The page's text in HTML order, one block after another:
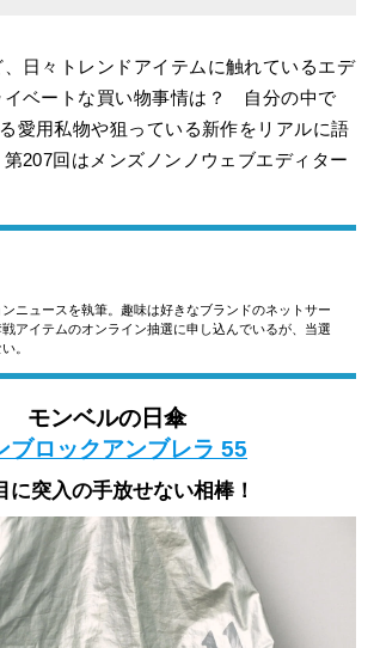
日々トレンドアイテムに触れているエデ
イベートな買い物事情は？ 自分の中で
愛用私物や狙っている新作をリアルに語
207回はメンズノンノウェブエディター
ニュースを執筆。趣味は好きなブランドのネットサー
アイテムのオンライン抽選に申し込んでいるが、当選
。
モンベルの日傘
ブロックアンブレラ 55
に突入の手放せない相棒！